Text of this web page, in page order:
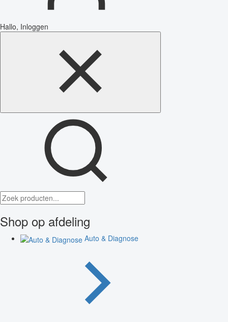
Hallo, Inloggen
Shop op afdeling
Auto & Diagnose